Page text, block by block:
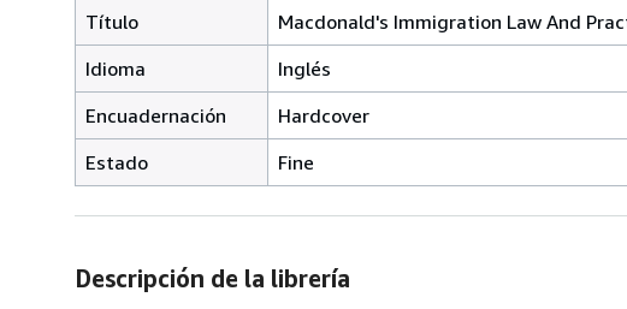
Título
Macdonald's Immigration Law And
Idioma
Inglés
Encuadernación
Hardcover
Estado
Fine
Descripción de la librería